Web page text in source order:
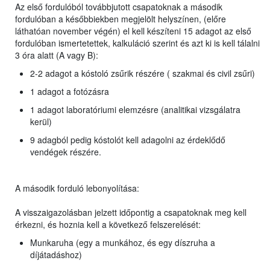
Az első fordulóból továbbjutott csapatoknak a második
fordulóban a későbbiekben megjelölt helyszínen, (előre
láthatóan november végén) el kell készíteni 15 adagot az első
fordulóban ismertetettek, kalkuláció szerint és azt ki is kell tálalni
3 óra alatt (A vagy B):
2-2 adagot a kóstoló zsűrik részére ( szakmai és civil zsűri)
1 adagot a fotózásra
1 adagot laboratóriumi elemzésre (analitikai vizsgálatra
kerül)
9 adagból pedig kóstolót kell adagolni az érdeklődő
vendégek részére.
A második forduló lebonyolítása:
A visszaigazolásban jelzett időpontig a csapatoknak meg kell
érkezni, és hoznia kell a következő felszerelését:
Munkaruha (egy a munkához, és egy díszruha a
díjátadáshoz)